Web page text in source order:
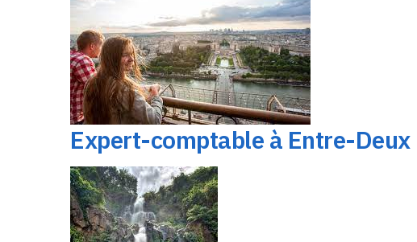
Expert-comptable à Entre-